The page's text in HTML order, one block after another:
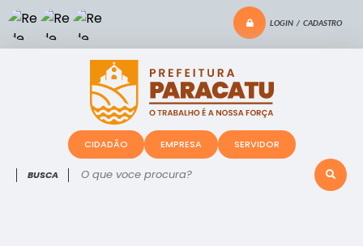
LOGIN / CADASTRO
O que voce procura?
CIDADÃO EMPRESA SERVIDOR